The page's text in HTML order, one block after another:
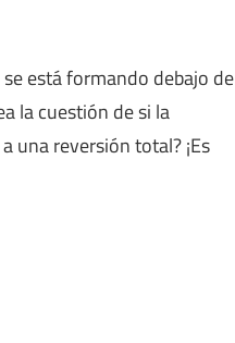
está formando debajo de
la cuestión de si la
una reversión total? ¡Es